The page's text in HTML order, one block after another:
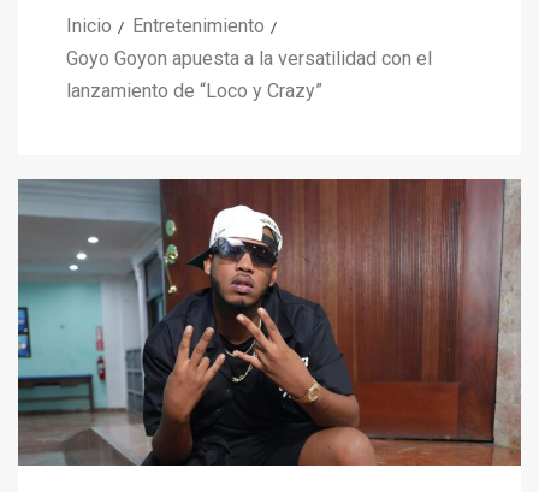
Inicio
Entretenimiento
Goyo Goyon apuesta a la versatilidad con el
lanzamiento de “Loco y Crazy”